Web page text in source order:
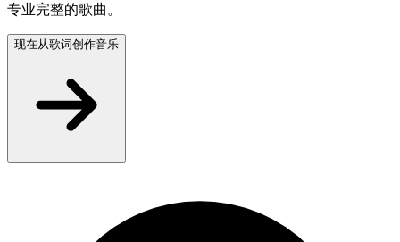
专业完整的歌曲。
现在从歌词创作音乐